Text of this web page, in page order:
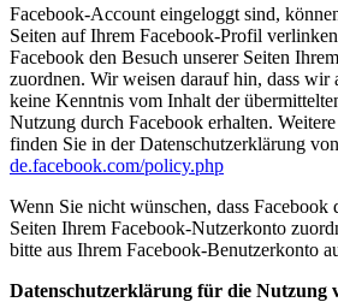
Facebook-Account eingeloggt sind,
Seiten auf Ihrem Facebook-Profil
Facebook den Besuch unserer Seiten
zuordnen. Wir weisen darauf hin, dass wir
keine Kenntnis vom Inhalt der
Nutzung durch Facebook erhalten.
finden Sie in der Datenschutzerklärung
de.facebook.com/policy.php
Wenn Sie nicht wünschen, dass Facebook
Seiten Ihrem Facebook-Nutzerkonto
bitte aus Ihrem Facebook-Benutzerkonto
Datenschutzerklärung für die Nutzung